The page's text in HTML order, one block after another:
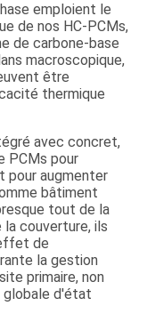
emploient le
de nos HC-PCMs,
de carbone-base
macroscopique,
être
thermique
avec concret,
PCMs pour
pour augmenter
bâtiment
tout de la
couverture, ils
de
la gestion
primaire, non
globale d'état